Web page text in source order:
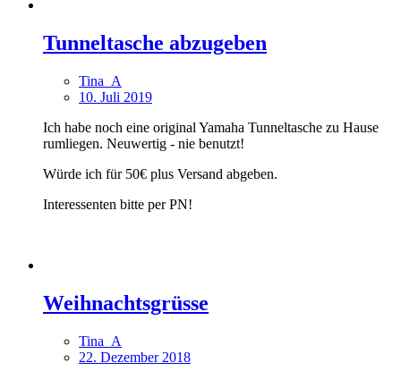
Tunneltasche abzugeben
Tina_A
10. Juli 2019
Ich habe noch eine original Yamaha Tunneltasche zu Hause
rumliegen. Neuwertig - nie benutzt!
Würde ich für 50€ plus Versand abgeben.
Interessenten bitte per PN!
Weihnachtsgrüsse
Tina_A
22. Dezember 2018